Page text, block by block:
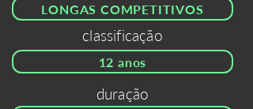
LONGAS COMPETITIVOS
classificação
12 anos
duração